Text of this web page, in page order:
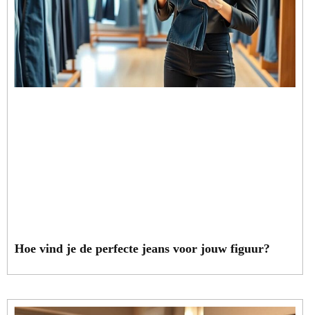
Hoe vind je de perfecte jeans voor jouw figuur?